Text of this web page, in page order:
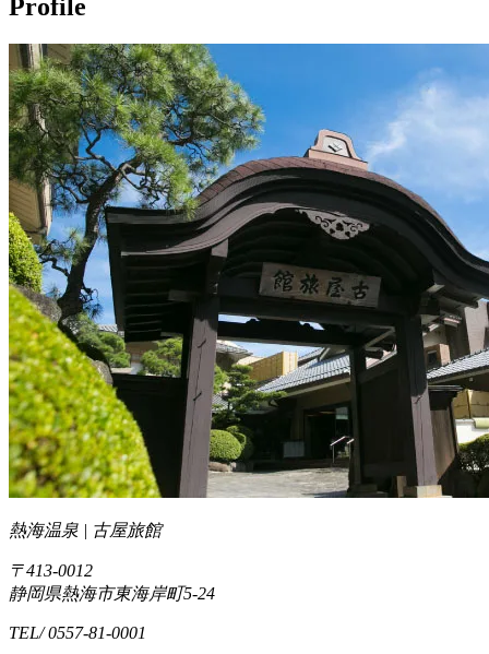
Profile
熱海温泉 | 古屋旅館
〒413-0012
静岡県熱海市東海岸町5-24
TEL/ 0557-81-0001